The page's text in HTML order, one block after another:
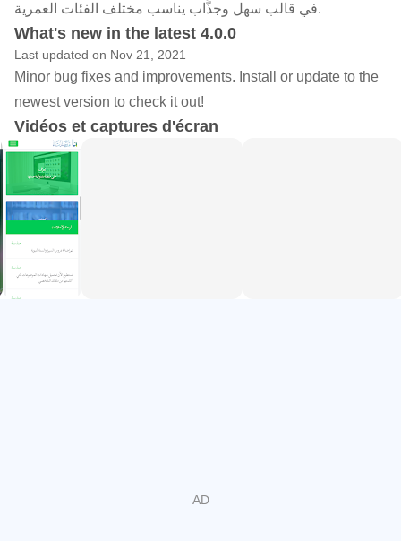
في قالب سهل وجذَّاب يناسب مختلف الفئات العمرية.
What's new in the latest 4.0.0
Last updated on Nov 21, 2021
Minor bug fixes and improvements. Install or update to the
newest version to check it out!
Vidéos et captures d'écran